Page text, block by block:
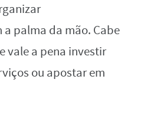
palma da mão. Cabe
vale a pena investir
ou apostar em